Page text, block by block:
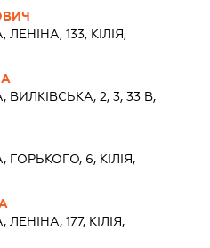
ЛЕНІНА, 133, КІЛІЯ,
ВИЛКІВСЬКА, 2, 3, 33 В,
ГОРЬКОГО, 6, КІЛІЯ,
ЛЕНІНА, 177, КІЛІЯ,